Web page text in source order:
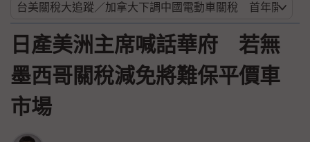
日產美洲主席喊話華府 若無
墨西哥關稅減免將難保平價車
市場